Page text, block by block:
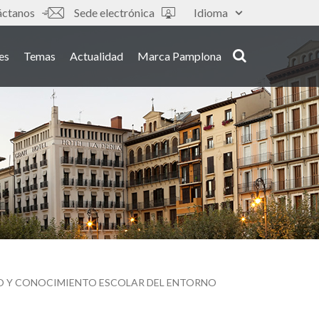
Idioma
Sede electrónica
Temas Actualidad Marca Pamplona
CONOCIMIENTO ESCOLAR DEL ENTORNO